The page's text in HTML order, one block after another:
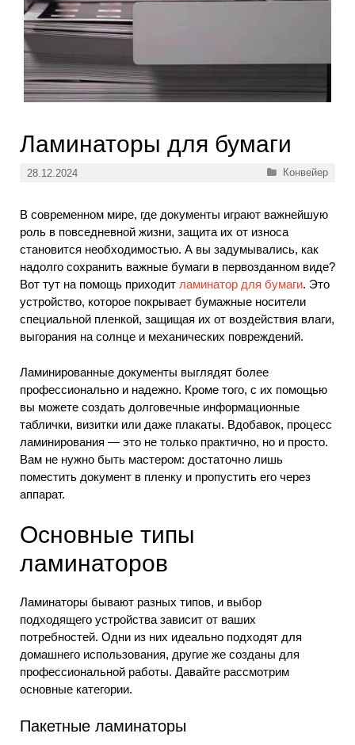
Ламинаторы для бумаги
28.12.2024 Рубрики
Конвейер
В современном мире, где документы играют важнейшую
роль в повседневной жизни, защита их от износа
становится необходимостью. А вы задумывались, как
надолго сохранить важные бумаги в первозданном виде?
Вот тут на помощь приходит ламинатор для бумаги. Это
устройство, которое покрывает бумажные носители
специальной пленкой, защищая их от воздействия влаги,
выгорания на солнце и механических повреждений.
Ламинированные документы выглядят более
профессионально и надежно. Кроме того, с их помощью
вы можете создать долговечные информационные
таблички, визитки или даже плакаты. Вдобавок, процесс
ламинирования — это не только практично, но и просто.
Вам не нужно быть мастером: достаточно лишь
поместить документ в пленку и пропустить его через
аппарат.
Основные типы
ламинаторов
Ламинаторы бывают разных типов, и выбор
подходящего устройства зависит от ваших
потребностей. Одни из них идеально подходят для
домашнего использования, другие же созданы для
профессиональной работы. Давайте рассмотрим
основные категории.
Пакетные ламинаторы